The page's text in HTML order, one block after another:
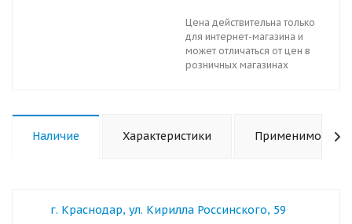
Цена действительна только
для интернет-магазина и
может отличаться от цен в
розничных магазинах
Наличие Характеристики Применимость
г. Краснодар, ул. Кирилла Россинского, 59